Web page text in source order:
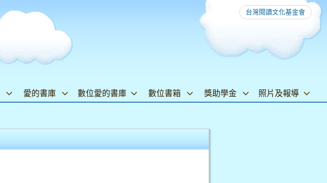
台灣閱讀文化基金會
愛的書庫 數位愛的書庫 數位書箱 獎助學金 照片及報導